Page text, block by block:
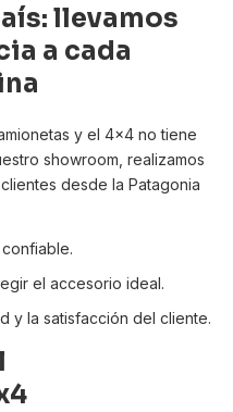
llevamos
a cada
y el 4x4 no tiene
showroom, realizamos
desde la Patagonia
el accesorio ideal.
y la satisfacción del cliente.